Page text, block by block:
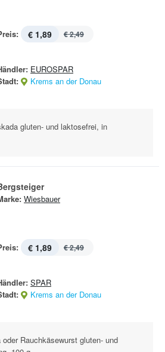
€ 1,89 € 2,49
EUROSPAR
Krems an der Donau
gluten- und laktosefrei, in
Wiesbauer
€ 1,89 € 2,49
SPAR
Krems an der Donau
oder Rauchkäsewurst gluten- und